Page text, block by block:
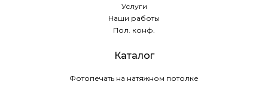
Услуги
Наши работы
Пол. конф.
Каталог
Фотопечать на натяжном потолке